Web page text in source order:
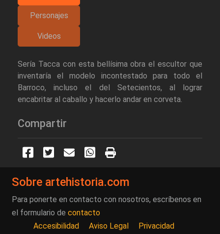
Personajes
Videos
Sería Tacca con esta bellísima obra el escultor que
inventaría el modelo incontestado para todo el
Barroco, incluso el del Setecientos, al lograr
encabritar al caballo y hacerlo andar en corveta.
Compartir
Sobre artehistoria.com
Para ponerte en contacto con nosotros, escríbenos en
el formulario de contacto
Accesibilidad
Aviso Legal Privacidad